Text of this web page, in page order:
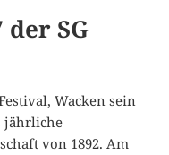
der SG
Wacken sein
jährliche
von 1892. Am